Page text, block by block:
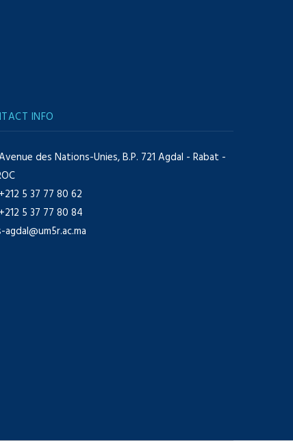
INFO
des Nations-Unies, B.P. 721 Agdal - Rabat -
+212 5 37 77 80 62
+212 5 37 77 80 84
agdal@um5r.ac.ma